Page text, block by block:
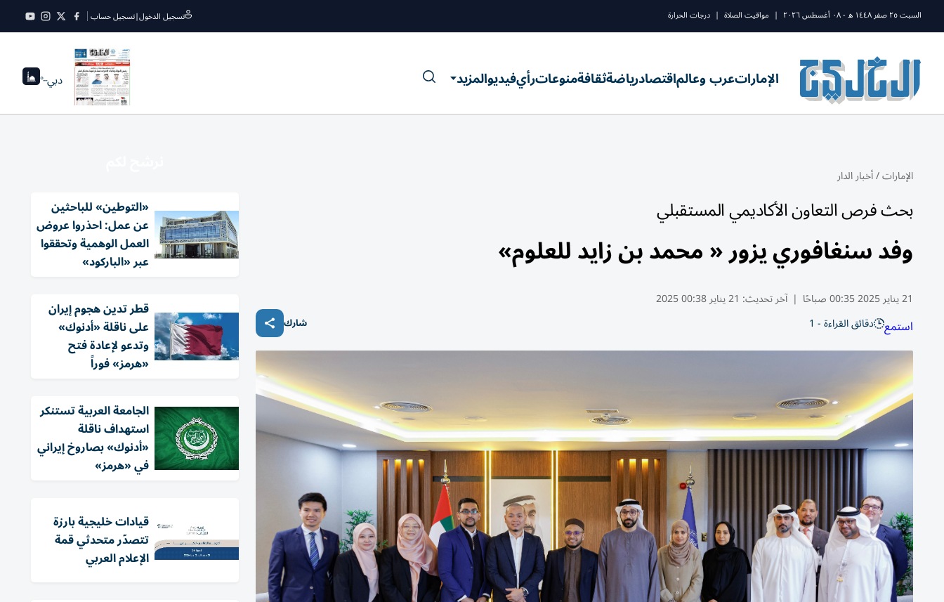
السبت ٢٥ صفر ١٤٤٨ ه - ٠٨ أغسطس ٢٠٢٦ | مواقيت الصلاة | درجات الحرارة تسجيل الدخول|تسجيل حساب
الإماراتعرب وعالماقتصادرياضةثقافةمنوعاترأيفيديوالمزيد دبي--°
الإمارات/أخبار الدار
بحث فرص التعاون الأكاديمي المستقبلي
وفد سنغافوري يزور « محمد بن زايد للعلوم»
21 يناير 2025 00:35 صباحًا | آخر تحديث: 21 يناير 00:38 2025
استمع دقائق القراءة - 1 شارك
«التوطين» للباحثين
عن عمل: احذروا عروض
العمل الوهمية وتحققوا
عبر «الباركود»
قطر تدين هجوم إيران
على ناقلة «أدنوك»
وتدعو لإعادة فتح
«هرمز» فوراً
الجامعة العربية تستنكر
استهداف ناقلة
«أدنوك» بصاروخ إيراني
في «هرمز»
قيادات خليجية بارزة
تتصدّر متحدثي قمة
الإعلام العربي